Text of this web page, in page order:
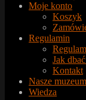
Moje konto
Koszyk
Regulamin
Jak
Kontakt
Nasze muzeum
Wiedza